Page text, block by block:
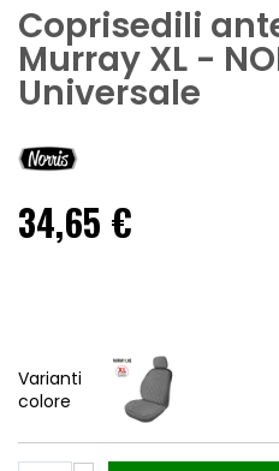
Coprisedili
Murray XL -
Universale
34,65 €
Varianti
colore